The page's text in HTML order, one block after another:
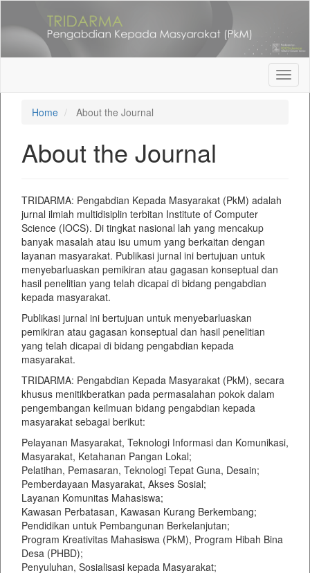
content
Navigation
Content
Home
About the Journal
About the Journal
TRIDARMA: Pengabdian Kepada Masyarakat (PkM) adalah
jurnal ilmiah multidisiplin terbitan Institute of Computer
Science (IOCS). Di tingkat nasional lah yang mencakup
banyak masalah atau isu umum yang berkaitan dengan
layanan masyarakat. Publikasi jurnal ini bertujuan untuk
menyebarluaskan pemikiran atau gagasan konseptual dan
hasil penelitian yang telah dicapai di bidang pengabdian
kepada masyarakat.
Publikasi jurnal ini bertujuan untuk menyebarluaskan
pemikiran atau gagasan konseptual dan hasil penelitian
yang telah dicapai di bidang pengabdian kepada
masyarakat.
TRIDARMA: Pengabdian Kepada Masyarakat (PkM), secara
khusus menitikberatkan pada permasalahan pokok dalam
pengembangan keilmuan bidang pengabdian kepada
masyarakat sebagai berikut:
Pelayanan Masyarakat, Teknologi Informasi dan Komunikasi,
Masyarakat, Ketahanan Pangan Lokal;
Pelatihan, Pemasaran, Teknologi Tepat Guna, Desain;
Pemberdayaan Masyarakat, Akses Sosial;
Layanan Komunitas Mahasiswa;
Kawasan Perbatasan, Kawasan Kurang Berkembang;
Pendidikan untuk Pembangunan Berkelanjutan;
Program Kreativitas Mahasiswa (PkM), Program Hibah Bina
Desa (PHBD);
Penyuluhan, Sosialisasi kepada Masyarakat;